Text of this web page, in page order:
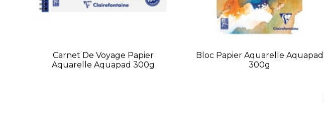
Carnet De Voyage Papier
Aquarelle Aquapad 300g
Bloc Papier Aquarelle Aquapad
300g